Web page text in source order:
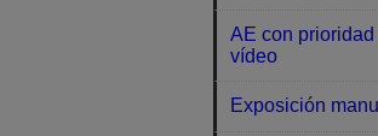
AE con
vídeo
Exposición